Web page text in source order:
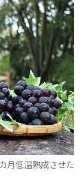
月低温熟成させた